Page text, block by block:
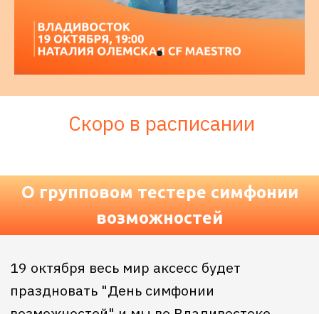
возможностей
19 октября весь мир аксесс будет
возможностей" и мы во Владивостоке
сделаем это тоже.
В 19:00 мы соберемся в красивом зале,
СУПЕРСПОСОБНОСТИ, которые мы не
признавали и обесценивали. А потом будет
групповая сессия симфонии возможностей,
которая посодействует изменениям на
Сессия Симфонии это не терапия или сеанс
исцеления - это исследование энергий с